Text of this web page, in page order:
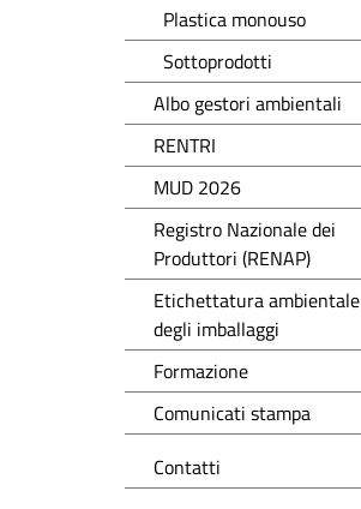
Plastica monouso
Sottoprodotti
Albo gestori ambientali
RENTRI
MUD 2026
Registro Nazionale dei
Produttori (RENAP)
Etichettatura ambientale
degli imballaggi
Formazione
Comunicati stampa
Contatti